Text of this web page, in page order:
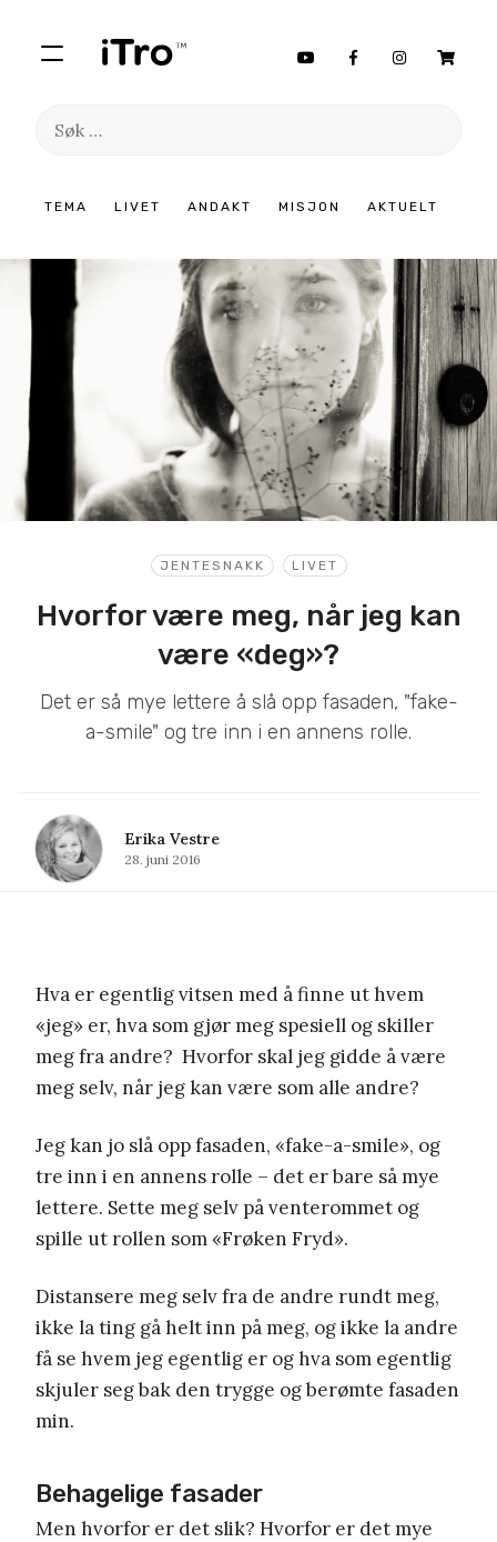
TEMA LIVET ANDAKT MISJON AKTUELT
Søk
innhold
JENTESNAKK LIVET
Hvorfor være meg, når jeg kan
være «deg»?
Det er så mye lettere å slå opp fasaden, "fake-
a-smile" og tre inn i en annens rolle.
Erika Vestre
28. juni 2016
Hva er egentlig vitsen med å finne ut hvem
«jeg» er, hva som gjør meg spesiell og skiller
meg fra andre? Hvorfor skal jeg gidde å være
meg selv, når jeg kan være som alle andre?
Jeg kan jo slå opp fasaden, «fake-a-smile», og
tre inn i en annens rolle – det er bare så mye
lettere. Sette meg selv på venterommet og
spille ut rollen som «Frøken Fryd».
Distansere meg selv fra de andre rundt meg,
ikke la ting gå helt inn på meg, og ikke la andre
få se hvem jeg egentlig er og hva som egentlig
skjuler seg bak den trygge og berømte fasaden
min.
Behagelige fasader
Men hvorfor er det slik? Hvorfor er det mye